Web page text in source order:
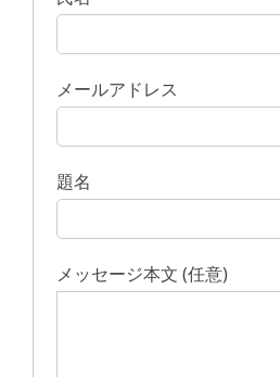
メールアドレス
題名
メッセージ本文 (任意)